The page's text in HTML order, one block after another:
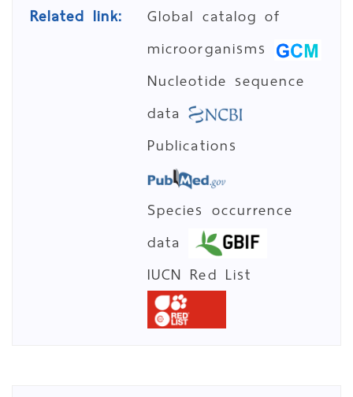
Related link:
Global catalog of
microorganisms
Nucleotide sequence
data
Publications
Species occurrence
data
IUCN Red List